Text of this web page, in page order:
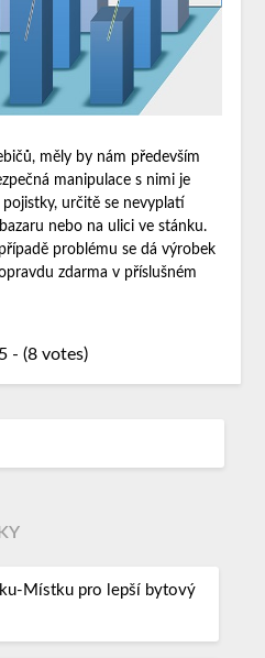
měly by nám především
manipulace s nimi je
určitě se nevyplatí
nebo na ulici ve stánku.
problému se dá výrobek
zdarma v příslušném
- (8 votes)
Místku pro lepší bytový